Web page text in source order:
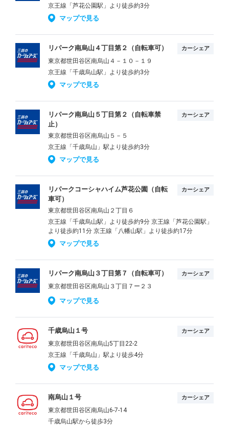
京王線「芦花公園駅」より徒歩約3分
マップで見る
リパーク南烏山４丁目第２（自転車可） カーシェア
東京都世田谷区南烏山４－１０－１９
京王線「千歳烏山駅」より徒歩約3分
マップで見る
リパーク南烏山５丁目第２（自転車禁
止）
カーシェア
東京都世田谷区南烏山５－５
京王線「千歳烏山」駅より徒歩約3分
マップで見る
リパークコーシャハイム芦花公園（自転
車可）
カーシェア
東京都世田谷区南烏山２丁目６
京王線「千歳烏山駅」より徒歩約9分 京王線「芦花公園駅」
より徒歩約11分 京王線「八幡山駅」より徒歩約17分
マップで見る
リパーク南烏山３丁目第７（自転車可） カーシェア
東京都世田谷区南烏山３丁目７ー２３
マップで見る
千歳烏山１号 カーシェア
東京都世田谷区南烏山5丁目22-2
京王線「千歳烏山」駅より徒歩4分
マップで見る
南烏山１号 カーシェア
東京都世田谷区南烏山6-7-14
千歳烏山駅から徒歩3分